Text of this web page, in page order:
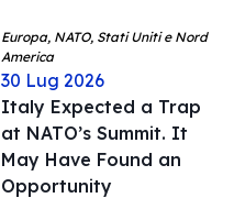
Europa, NATO, Stati Uniti e Nord
America
30 Lug 2026
Italy Expected a Trap
at NATO’s Summit. It
May Have Found an
Opportunity